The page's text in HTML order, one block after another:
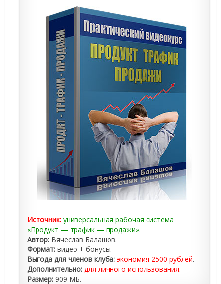
Источник: универсальная рабочая система
«Продукт — трафик — продажи».
Автор: Вячеслав Балашов.
Формат: видео + бонусы.
Выгода для членов клуба: экономия 2500 рублей.
Дополнительно: для личного использования.
Размер: 909 МБ.